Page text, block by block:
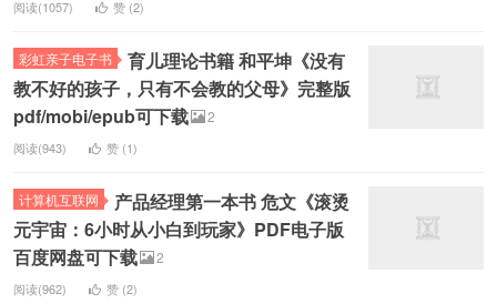
阅读(1057) 赞 (2)
彩虹亲子电子书
育儿理论书籍 和平坤《没有
教不好的孩子，只有不会教的父母》完整版
pdf/mobi/epub可下载
2
阅读(943) 赞 (1)
计算机互联网
产品经理第一本书 危文《滚烫
元宇宙：6小时从小白到玩家》PDF电子版
百度网盘可下载
2
阅读(962) 赞 (2)